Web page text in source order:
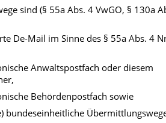
sind (§ 55a Abs. 4 VwGO, § 130a
De-Mail im Sinne des § 55a Abs. 4
Anwaltspostfach oder diesem
Behördenpostfach sowie
bundeseinheitliche